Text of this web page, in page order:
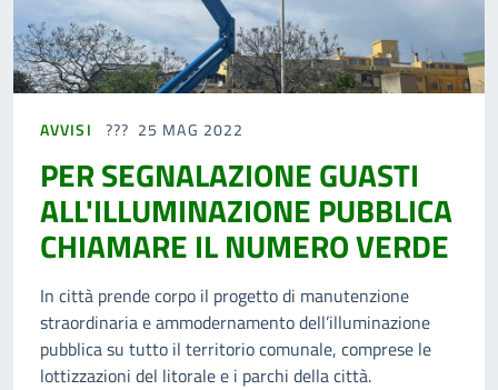
AVVISI 25 MAG 2022
PER SEGNALAZIONE GUASTI
ALL'ILLUMINAZIONE PUBBLICA
CHIAMARE IL NUMERO VERDE
In città prende corpo il progetto di manutenzione
straordinaria e ammodernamento dell’illuminazione
pubblica su tutto il territorio comunale, comprese le
lottizzazioni del litorale e i parchi della città.